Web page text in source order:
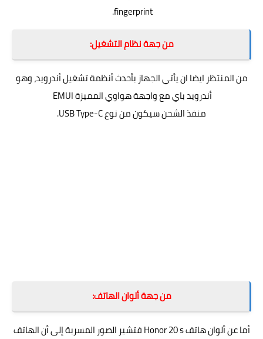
fingerprint.
من جهة نظام التشغيل:
من المنتظر ايضا ان يأتي الجهاز بأحدث أنظمة تشغيلأندرويد، وهو
أندرويد باي مع واجهة هواوي المميزة EMUI
منفذ الشحن سيكون من نوع USB Type-C.
من جهة ألوان الهاتف:
أما عن ألوان هاتف Honor 20 s فتشير الصور المسربة إلى أن الهاتف